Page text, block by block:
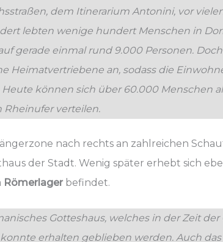
dem Itinerarium Antonini, vor
lebten wenige hundert Menschen in
gerade einmal rund 9.000 Personen.
Heimatvertriebene an, sodass die
können sich über 60.000 Menschen
Rheinufer verteilen.
nach rechts an zahlreichen
der Stadt. Wenig später erhebt sich
Römerlagerbefindet.
Gotteshaus, welches in der Zeit
erhalten geblieben werden. Auch